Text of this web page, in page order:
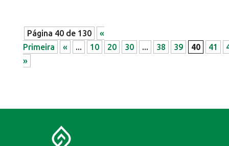
Página 40 de 130
«
Primeira
« ... 10 20 30 ... 38 39 40 41
»